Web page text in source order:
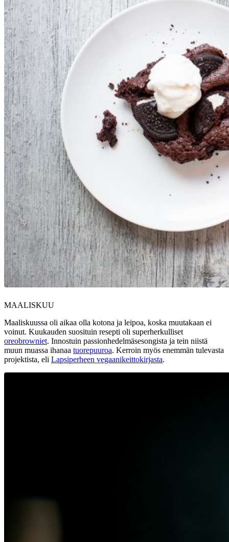
MAALISKUU
Maaliskuussa oli aikaa olla kotona ja leipoa, koska muutakaan ei
voinut. Kuukauden suosituin resepti oli superherkulliset
oreobrowniet. Innostuin passionhedelmäsesongista ja tein niistä
muun muassa ihanaa tuorepuuroa. Kerroin myös enemmän tulevasta
projektista, eli Lapsiperheen vegaanikeittokirjasta.